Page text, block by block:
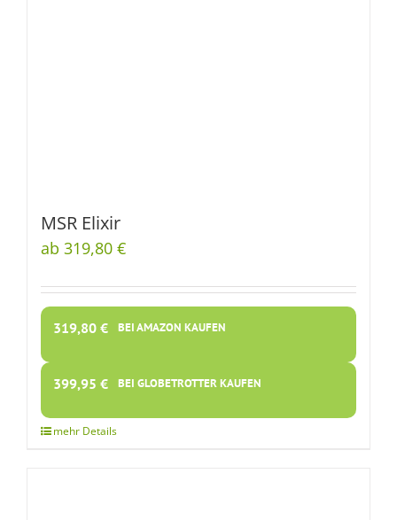
MSR Elixir
ab 319,80 €
319,80 € BEI AMAZON KAUFEN
399,95 € BEI GLOBETROTTER KAUFEN